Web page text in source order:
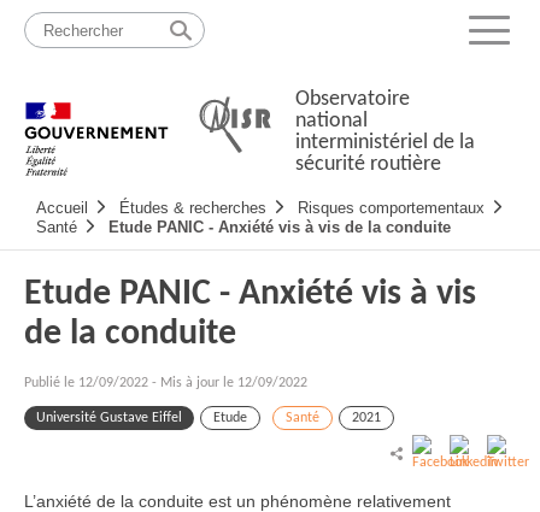
Passer
contenu
Menu
Observatoire
national
interministériel de la
sécurité routière
principale
Accueil Études & recherches
Risques comportementaux
Santé
Etude PANIC - Anxiété vis à vis de la conduite
Etude PANIC - Anxiété vis à vis
de la conduite
Publié le 12/09/2022 - Mis à jour le 12/09/2022
Université Gustave Eiffel Etude Santé 2021
L’anxiété de la conduite est un phénomène relativement